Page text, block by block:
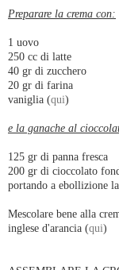
Preparare la crema con:
1 uovo
250 cc di latte
40 gr di zucchero
20 gr di farina
vaniglia (qui)
e la ganache al
125 gr di panna fresca
200 gr di cioccolato
portando a ebollizione
Mescolare bene alla
inglese d'arancia (qui)